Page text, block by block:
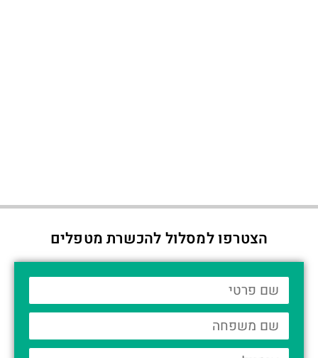
הצטרפו למסלול להכשרת מטפלים